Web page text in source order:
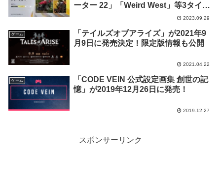
ーター 22」「Weird West」等3タイト
2023.09.29
ゲーム
「テイルズオブアライズ」が2021年9
月9日に発売決定！限定版情報も公開
2021.04.22
ゲーム
「CODE VEIN 公式設定画集 創世の記
憶」が2019年12月26日に発売！
2019.12.27
スポンサーリンク